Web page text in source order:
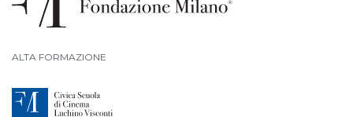
ALTA FORMAZIONE